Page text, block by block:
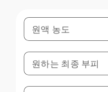
원액 농도
원하는 최종 부피